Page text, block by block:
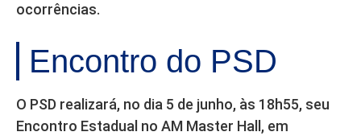
ocorrências.
Encontro do PSD
O PSD realizará, no dia 5 de junho, às 18h55, seu
Encontro Estadual no AM Master Hall, em